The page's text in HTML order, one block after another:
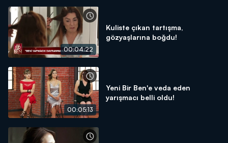
00:04:22
Kuliste çıkan tartışma,
gözyaşlarına boğdu!
00:05:13
Yeni Bir Ben'e veda eden
yarışmacı belli oldu!